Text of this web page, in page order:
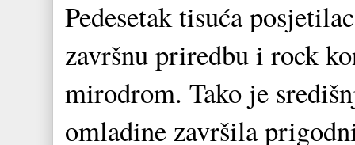
Pedesetak tisuća
završnu priredbu i rock
mirodrom. Tako je
omladine završila